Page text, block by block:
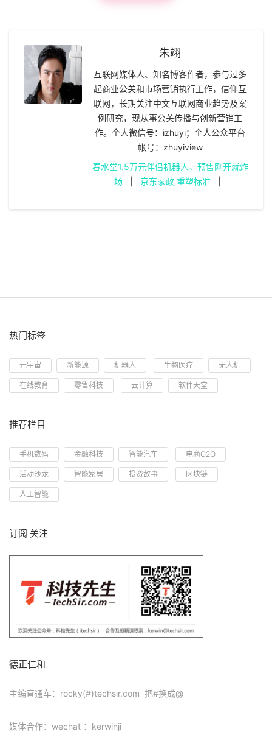
朱翊
互联网媒体人、知名博客作者，参与过多
起商业公关和市场营销执行工作，信仰互
联网，长期关注中文互联网商业趋势及案
例研究，现从事公关传播与创新营销工
作。个人微信号：izhuyi；个人公众平台
帐号：zhuyiview
春水堂1.5万元伴侣机器人，预售刚开就炸
场
京东家政 重塑标准
热门标签
元宇宙 新能源 机器人 生物医疗 无人机
在线教育 零售科技 云计算 软件天堂
推荐栏目
手机数码 金融科技 智能汽车 电商O2O
活动沙龙 智能家居 投资故事 区块链
人工智能
订阅 关注
德正仁和
主编直通车：rocky(#)techsir.com 把#换成@
媒体合作：wechat ：kerwinji